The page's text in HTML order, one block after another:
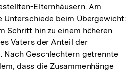
Elternhäusern. Am
Unterschiede beim Übergewicht:
Schritt hin zu einem höheren
Vaters der Anteil der
Nach Geschlechtern getrennte
dass die Zusammenhänge